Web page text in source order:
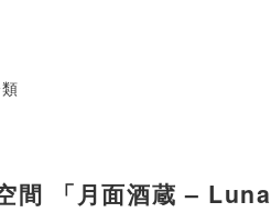
間 「月面酒蔵 –